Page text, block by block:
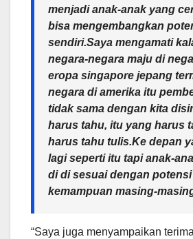
menjadi anak-anak yang
bisa mengembangkan
sendiri.Saya mengamati
negara-negara maju di
eropa singapore jepang
negara di amerika itu
tidak sama dengan kita
harus tahu, itu yang harus
harus tahu tulis.Ke depan
lagi seperti itu tapi anak-
di di sesuai dengan potensi
kemampuan masing-
“Saya juga menyampaikan